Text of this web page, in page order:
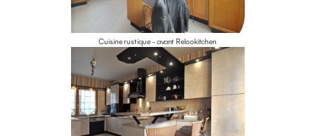
Cuisine rustique - avant Relookitchen